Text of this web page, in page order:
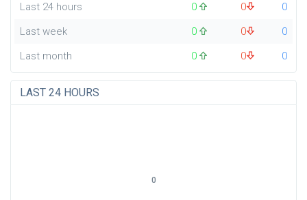
Last 24 hours 0 0
0
Last week
0 0
0
Last month
0 0 0
LAST 24 HOURS
0